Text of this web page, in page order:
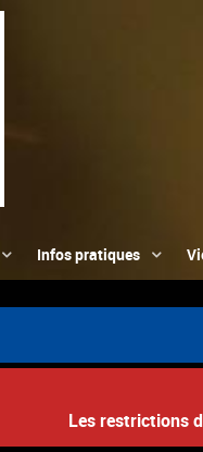
Infos pratiques
Les restrictions